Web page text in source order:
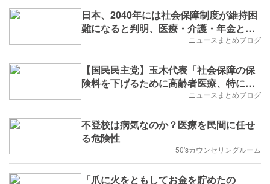
日本、2040年には社会保障制度が維持困
難になると判明、医療・介護・年金とい
った社会保障の負担動画ありニュースまとめブログ
【国民民主党】玉木代表「社会保障の保
険料を下げるために高齢者医療、特に終
末期医療の見直し…尊厳死の法制化も」
発言が波紋
ニュースまとめブログ
不登校は病気なのか？医療を民間に任せ
る危険性
50'sカウンセリングルーム
「爪に火をともしてお金を貯めたの